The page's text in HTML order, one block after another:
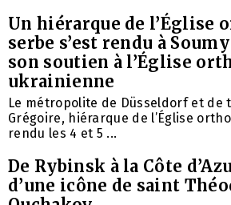
Un hiérarque de l’Église
serbe s’est rendu à
son soutien à l’Église
ukrainienne
Le métropolite de Düsseldorf et de
Grégoire, hiérarque de l’Église
rendu les 4 et 5 ...
De Rybinsk à la Côte
d’une icône de saint